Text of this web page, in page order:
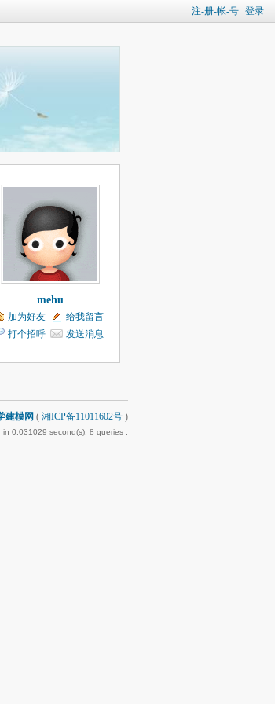
注-册-帐-号 登录
mehu
加为好友
给我留言
打个招呼
发送消息
建模网 ( 湘ICP备11011602号 )
in 0.031029 second(s), 8 queries .